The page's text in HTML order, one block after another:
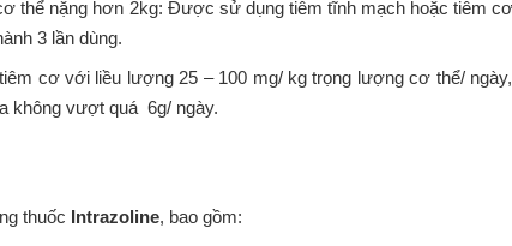
thể nặng hơn 2kg: Được sử dụng tiêm tĩnh mạch hoặc tiêm
3 lần dùng.
cơ với liều lượng 25 – 100 mg/ kg trọng lượng cơ thể/
không vượt quá 6g/ ngày.
thuốc Intrazoline, bao gồm: